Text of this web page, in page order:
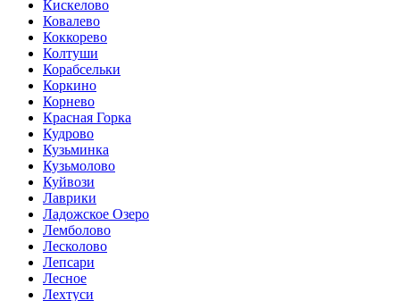
Кискелово
Ковалево
Коккорево
Колтуши
Корабсельки
Коркино
Корнево
Красная Горка
Кудрово
Кузьминка
Кузьмолово
Куйвози
Лаврики
Ладожское Озеро
Лемболово
Лесколово
Лепсари
Лесное
Лехтуси